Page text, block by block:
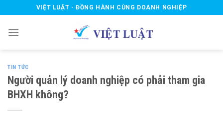
to
content
VIỆT LUẬT - ĐỒNG HÀNH CÙNG DOANH NGHIỆP
TIN TỨC
Người quản lý doanh nghiệp có phải tham gia
BHXH không?